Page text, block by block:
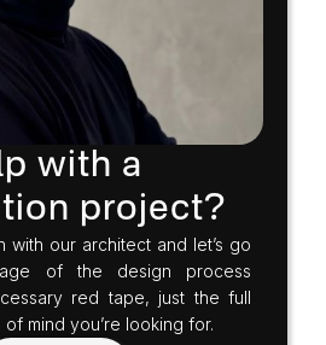
with a
project?
with our architect and let’s go
of the design process
red tape, just the full
mind you’re looking for.